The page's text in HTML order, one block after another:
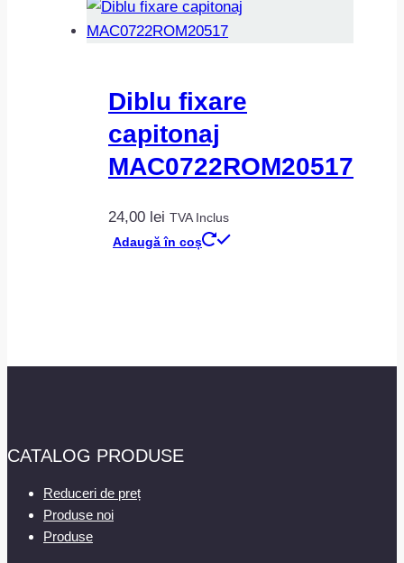
Diblu fixare
capitonaj
MAC0722ROM20517
24,00 lei TVA Inclus
Adaugă în coș
CATALOG PRODUSE
Reduceri de preț
Produse noi
Produse